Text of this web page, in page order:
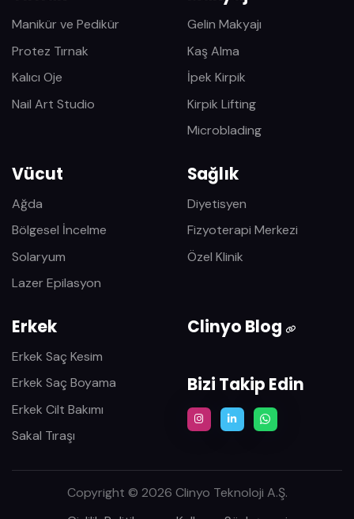
Manikür ve Pedikür
Protez Tırnak
Kalıcı Oje
Nail Art Studio
Gelin Makyajı
Kaş Alma
İpek Kirpik
Kirpik Lifting
Microblading
Vücut
Ağda
Bölgesel İncelme
Solaryum
Lazer Epilasyon
Sağlık
Diyetisyen
Fizyoterapi Merkezi
Özel Klinik
Erkek
Erkek Saç Kesim
Erkek Saç Boyama
Erkek Cilt Bakımı
Sakal Tıraşı
Clinyo Blog
Bizi Takip Edin
Copyright © 2026 Clinyo Teknoloji A.Ş.